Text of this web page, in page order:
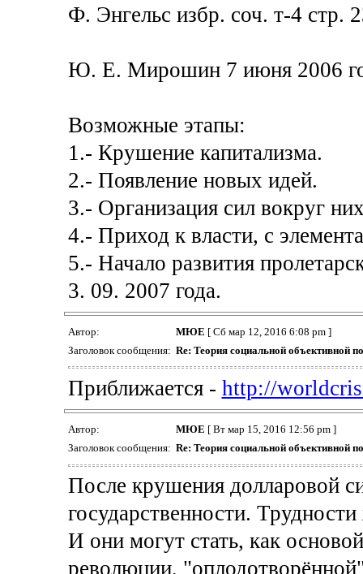
Ф. Энгельс избр. соч. т-4 стр.
Ю. Е. Мирошин 7 июня 2006
Возможные этапы:
1.- Крушение капитализма.
2.- Появление новых идей.
3.- Организация сил вокруг
4.- Приход к власти, с
5.- Начало развития
3. 09. 2007 года.
Автор: МЮЕ [ Сб мар 12, 2016 6:08 pm ]
Заголовок сообщения: Re: Теория социальной объективной
Приближается - http://
Автор: МЮЕ [ Вт мар 15, 2016 12:56 pm ]
Заголовок сообщения: Re: Теория социальной объективной
После крушения долларовой
государственности.
И они могут стать, как
революции,